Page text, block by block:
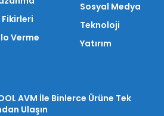
Fikirleri
Verme
Sosyal Medya
Teknoloji
Yatırım
AVM İle Binlerce Ürüne Tek
Ulaşın